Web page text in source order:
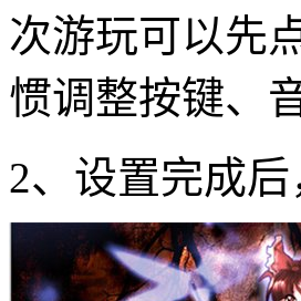
次游玩可以先
惯调整按键、
2、设置完成后